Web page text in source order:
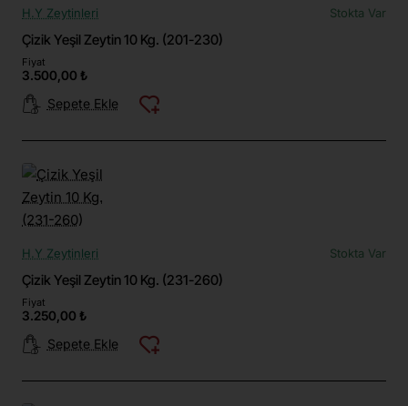
H.Y Zeytinleri Stokta Var
Çizik Yeşil Zeytin 10 Kg. (201-230)
Fiyat
3.500,00 ₺
Sepete Ekle
H.Y Zeytinleri Stokta Var
Çizik Yeşil Zeytin 10 Kg. (231-260)
Fiyat
3.250,00 ₺
Sepete Ekle